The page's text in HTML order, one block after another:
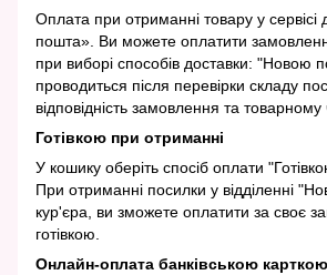
Оплата при отриманні товару у сервісі
пошта». Ви можете оплатити
при виборі способів доставки: "Новою
проводиться після перевірки складу
відповідність замовлення та товарному
Готівкою при отриманні
У кошику оберіть спосіб оплати
При отриманні посилки у відділенні
кур'єра, ви зможете оплатити за своє
готівкою.
Онлайн-оплата банківською